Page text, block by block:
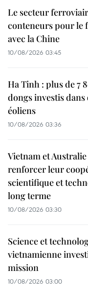
Le secteur
conteneurs pour le
avec la Chine
10/08/2026 03:45
Ha Tinh : plus de 7
dongs investis
éoliens
10/08/2026 03:36
Vietnam et
renforcer leur
scientifique et
long terme
10/08/2026 03:30
Science et
vietnamienne
mission
10/08/2026 03:00